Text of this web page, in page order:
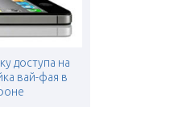
доступа на
вай-фая в